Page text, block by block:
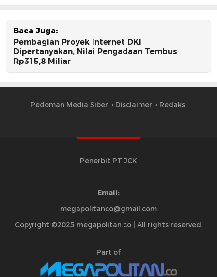
Baca Juga:
Pembagian Proyek Internet DKI
Dipertanyakan, Nilai Pengadaan Tembus
Rp315,8 Miliar
Pedoman Media Siber Disclaimer Redaksi
Penerbit PT JCK
Email:
megapolitanco@gmail.com
Copyright ©2025 megapolitan.co | All rights reserved.
Part of